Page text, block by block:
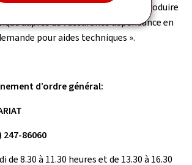
d’aides techniques doit introduire
auprès de l’assurance dépendance en
pour aides techniques ».
d’ordre général:
247-86060
de 8.30 à 11.30 heures et de 13.30 à 16.30